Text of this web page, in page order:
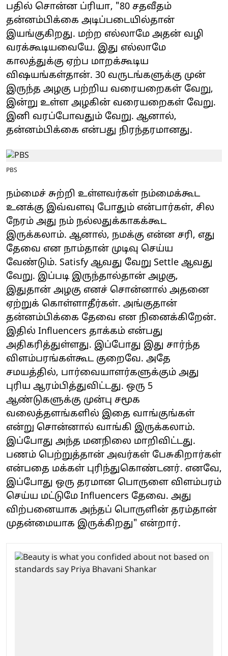
பதில் சொன்ன ப்ரியா, "80 சதவீதம்
தன்னம்பிக்கை அடிப்படையில்தான்
இயங்குகிறது. மற்ற எல்லாமே அதன் வழி
வரக்கூடியவையே. இது எல்லாமே
காலத்துக்கு ஏற்ப மாறக்கூடிய
விஷயங்கள்தான். 30 வருடங்களுக்கு முன்
இருந்த அழகு பற்றிய வரையறைகள் வேறு,
இன்று உள்ள அழகின் வரையறைகள் வேறு.
இனி வரப்போவதும் வேறு. ஆனால்,
தன்னம்பிக்கை என்பது நிரந்தரமானது.
PBS
நம்மைச் சுற்றி உள்ளவர்கள் நம்மைக்கூட
உனக்கு இவ்வளவு போதும் என்பார்கள், சில
நேரம் அது நம் நல்லதுக்காகக்கூட
இருக்கலாம். ஆனால், நமக்கு என்ன சரி, எது
தேவை என நாம்தான் முடிவு செய்ய
வேண்டும். Satisfy ஆவது வேறு Settle ஆவது
வேறு. இப்படி இருந்தால்தான் அழகு,
இதுதான் அழகு எனச் சொன்னால் அதனை
ஏற்றுக் கொள்ளாதீர்கள். அங்குதான்
தன்னம்பிக்கை தேவை என நினைக்கிறேன்.
இதில் Influencers தாக்கம் என்பது
அதிகரித்துள்ளது. இப்போது இது சார்ந்த
விளம்பரங்கள்கூட குறைவே. அதே
சமயத்தில், பார்வையாளர்களுக்கும் அது
புரிய ஆரம்பித்துவிட்டது. ஒரு 5
ஆண்டுகளுக்கு முன்பு சமூக
வலைத்தளங்களில் இதை வாங்குங்கள்
என்று சொன்னால் வாங்கி இருக்கலாம்.
இப்போது அந்த மனநிலை மாறிவிட்டது.
பணம் பெற்றுத்தான் அவர்கள் பேசுகிறார்கள்
என்பதை மக்கள் புரிந்துகொண்டனர். எனவே,
இப்போது ஒரு தரமான பொருளை விளம்பரம்
செய்ய மட்டுமே Influencers தேவை. அது
விற்பனையாக அந்தப் பொருளின் தரம்தான்
முதன்மையாக இருக்கிறது" என்றார்.